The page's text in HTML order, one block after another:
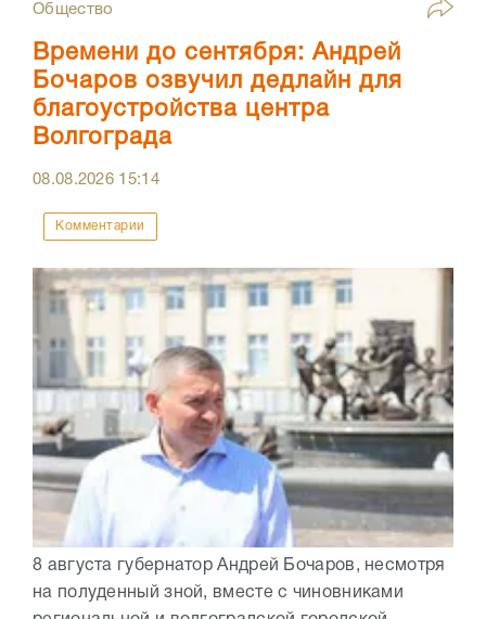
Общество
Времени до сентября: Андрей
Бочаров озвучил дедлайн для
благоустройства центра
Волгограда
08.08.2026 15:14
Комментарии
8 августа губернатор Андрей Бочаров, несмотря
на полуденный зной, вместе с чиновниками